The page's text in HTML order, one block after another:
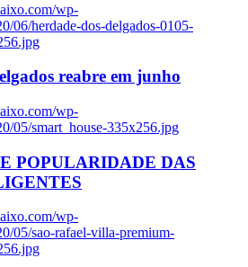
wp-
06/herdade-dos-delgados-0105-
reabre em junho
wp-
05/smart_house-335x256.jpg
POPULARIDADE DAS
wp-
05/sao-rafael-villa-premium-